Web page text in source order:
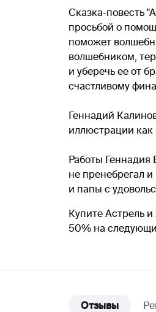
Сказка-повесть
просьбой о
поможет
волшебником,
и уберечь ее от
счастливому
Геннадий
иллюстрации как
Работы Геннадия
не пренебрегал
и папы с
Купите Астрель
50% на
Отзывы